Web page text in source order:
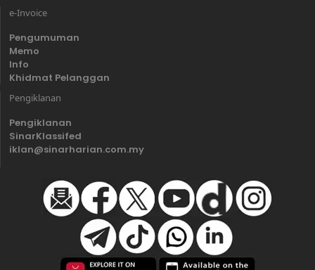
e-Invoice
Pengumuman
Memo
Info
Khidmat Pelanggan
Pengiklanan
Pengiklanan
SinarKlassifed
iklan@sinarharian.com.my